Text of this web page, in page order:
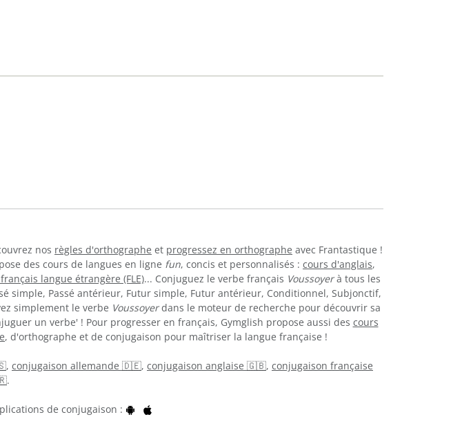
nos règles d'orthographe et progressez en orthographe avec Frantastique !
des cours de langues en ligne fun, concis et personnalisés : cours d'anglais,
langue étrangère (FLE)... Conjuguez le verbe français Voussoyerà tous les
simple, Passé antérieur, Futur simple, Futur antérieur, Conditionnel, Subjonctif,
simplement le verbe Voussoyerdans le moteur de recherche pour découvrir sa
un verbe' ! Pour progresser en français, Gymglish propose aussi des cours
, d'orthographe et de conjugaison pour maîtriser la langue française !
, conjugaison allemande 🇩🇪, conjugaison anglaise 🇬🇧, conjugaison française
.
de conjugaison :